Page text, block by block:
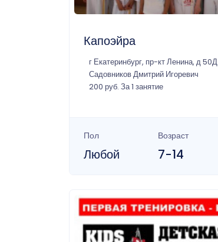
Капоэйра
г Екатеринбург, пр-кт Ленина, д 50Д
Садовников Дмитрий Игоревич
200 руб. За 1 занятие
Пол
Любой
Возраст
7-14